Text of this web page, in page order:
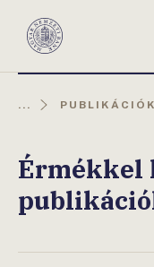
Magyar
... PUBLIKÁCIÓK
Érmékkel